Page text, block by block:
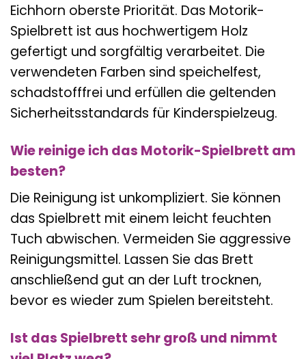
Eichhorn oberste Priorität. Das Motorik-
Spielbrett ist aus hochwertigem Holz
gefertigt und sorgfältig verarbeitet. Die
verwendeten Farben sind speichelfest,
schadstofffrei und erfüllen die geltenden
Sicherheitsstandards für Kinderspielzeug.
Wie reinige ich das Motorik-Spielbrett am
besten?
Die Reinigung ist unkompliziert. Sie können
das Spielbrett mit einem leicht feuchten
Tuch abwischen. Vermeiden Sie aggressive
Reinigungsmittel. Lassen Sie das Brett
anschließend gut an der Luft trocknen,
bevor es wieder zum Spielen bereitsteht.
Ist das Spielbrett sehr groß und nimmt